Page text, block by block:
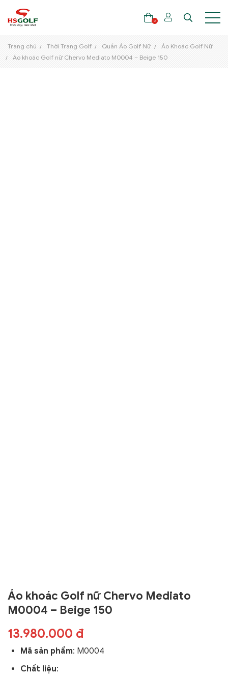
0
Trang chủ Thời Trang Golf Quần Áo Golf Nữ
Áo Khoác Golf Nữ
Áo khoác Golf nữ Chervo Mediato M0004 – Beige 150
Áo khoác Golf nữ Chervo Mediato
M0004 – Beige 150
13.980.000 đ
Mã sản phẩm: M0004
Chất liệu: